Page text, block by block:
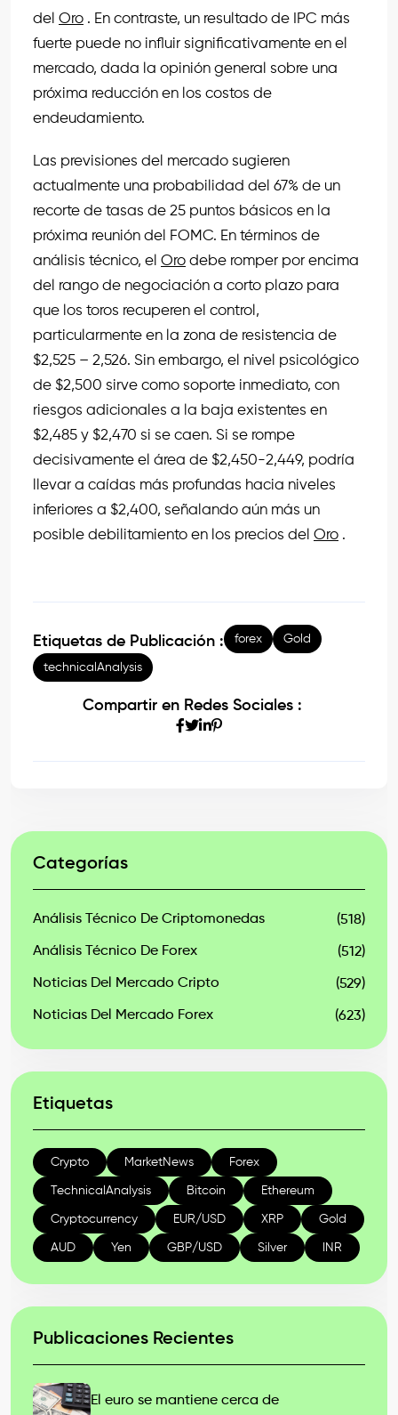
del Oro . En contraste, un resultado de IPC más
fuerte puede no influir significativamente en el
mercado, dada la opinión general sobre una
próxima reducción en los costos de
endeudamiento.
Las previsiones del mercado sugieren
actualmente una probabilidad del 67% de un
recorte de tasas de 25 puntos básicos en la
próxima reunión del FOMC. En términos de
análisis técnico, el Oro debe romper por encima
del rango de negociación a corto plazo para
que los toros recuperen el control,
particularmente en la zona de resistencia de
$2,525 – 2,526. Sin embargo, el nivel psicológico
de $2,500 sirve como soporte inmediato, con
riesgos adicionales a la baja existentes en
$2,485 y $2,470 si se caen. Si se rompe
decisivamente el área de $2,450-2,449, podría
llevar a caídas más profundas hacia niveles
inferiores a $2,400, señalando aún más un
posible debilitamiento en los precios del Oro .
Etiquetas de Publicación : forex Gold
technicalAnalysis
Compartir en Redes Sociales :
Categorías
Análisis Técnico De Criptomonedas (518)
Análisis Técnico De Forex (512)
Noticias Del Mercado Cripto (529)
Noticias Del Mercado Forex (623)
Etiquetas
Crypto MarketNews Forex
TechnicalAnalysis Bitcoin Ethereum
Cryptocurrency EUR/USD XRP Gold
AUD Yen GBP/USD Silver INR
Publicaciones Recientes
El euro se mantiene cerca de